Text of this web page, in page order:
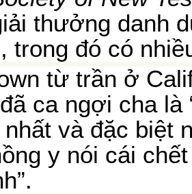
thưởng danh
trong đó có
từ trần ở
ca ngợi cha là
và đặc biệt
y nói cái